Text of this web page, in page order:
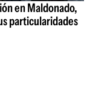
en Maldonado,
particularidades